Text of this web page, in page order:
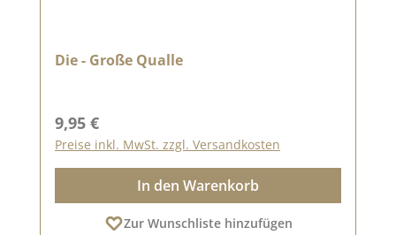
Die - Große Qualle
Regulärer Preis:
9,95 €
Preise inkl. MwSt. zzgl. Versandkosten
In den Warenkorb
Zur Wunschliste hinzufügen